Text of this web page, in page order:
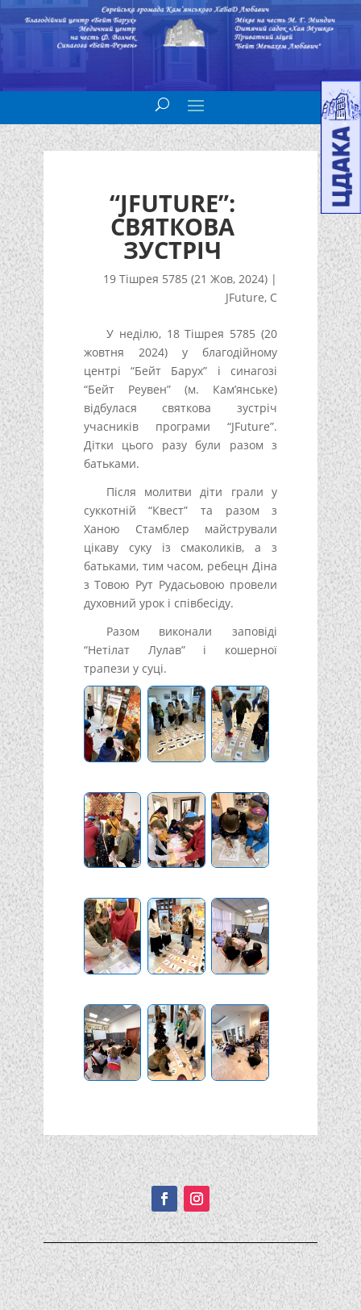
“JFUTURE”:
СВЯТКОВА
ЗУСТРІЧ
19 Тішрея 5785 (21 Жов, 2024) |
JFuture, С
У неділю, 18 Тішрея 5785 (20
жовтня 2024) у благодійному
центрі “Бейт Барух” і синагозі
“Бейт Реувен” (м. Кам’янське)
відбулася святкова зустріч
учасників програми “JFuture”.
Дітки цього разу були разом з
батьками.
Після молитви діти грали у
суккотній “Квест” та разом з
Ханою Стамблер майстрували
цікаву суку із смаколиків, а з
батьками, тим часом, ребецн Діна
з Товою Рут Рудасьовою провели
духовний урок і співбесіду.
Разом виконали заповіді
“Нетілат Лулав” і кошерної
трапези у суці.
Подписывайтесь!